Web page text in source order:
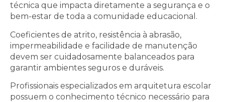
técnica que impacta diretamente a segurança e o
bem-estar de toda a comunidade educacional.
Coeficientes de atrito, resistência à abrasão,
impermeabilidade e facilidade de manutenção
devem ser cuidadosamente balanceados para
garantir ambientes seguros e duráveis.
Profissionais especializados em arquitetura escolar
possuem o conhecimento técnico necessário para